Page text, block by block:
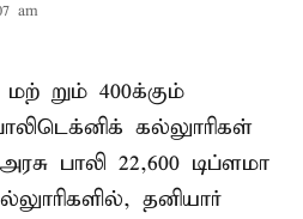
am
றும் 400க்கும்
கல்லுாரிகள்
பாலி 22,600 டிப்ளமா
தனியார்